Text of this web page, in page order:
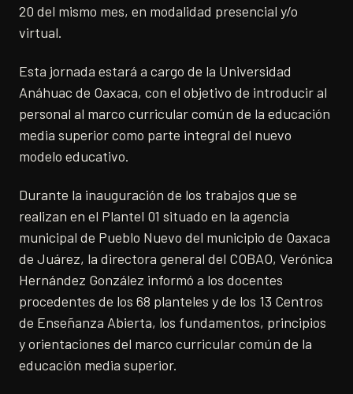
20 del mismo mes, en modalidad presencial y/o
virtual.
Esta jornada estará a cargo de la Universidad
Anáhuac de Oaxaca, con el objetivo de introducir al
personal al marco curricular común de la educación
media superior como parte integral del nuevo
modelo educativo.
Durante la inauguración de los trabajos que se
realizan en el Plantel 01 situado en la agencia
municipal de Pueblo Nuevo del municipio de Oaxaca
de Juárez, la directora general del COBAO, Verónica
Hernández González informó a los docentes
procedentes de los 68 planteles y de los 13 Centros
de Enseñanza Abierta, los fundamentos, principios
y orientaciones del marco curricular común de la
educación media superior.